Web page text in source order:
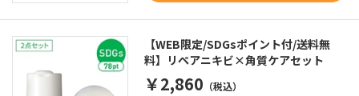
【WEB限定/SDGsポイント付/送料無
料】リペアニキビ×角質ケアセット
￥2,860 （税込）